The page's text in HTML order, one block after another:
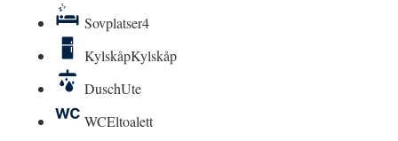
Sovplatser4
KylskåpKylskåp
DuschUte
WCEltoalett